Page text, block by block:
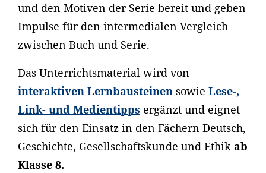
und den Motiven der Serie bereit und geben
Impulse für den intermedialen Vergleich
zwischen Buch und Serie.
Das Unterrichtsmaterial wird von
interaktiven Lernbausteinen sowie Lese-,
Link- und Medientipps ergänzt und eignet
sich für den Einsatz in den Fächern Deutsch,
Geschichte, Gesellschaftskunde und Ethik ab
Klasse 8.